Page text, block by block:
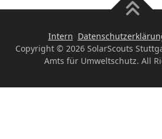
Intern
Copyright © 2026 SolarScouts
Amts für Umweltschutz. All